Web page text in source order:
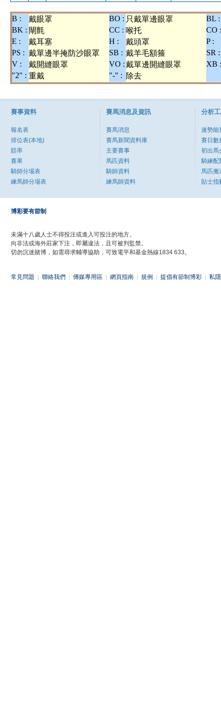
B : 戴眼罩 BO : 只戴單邊眼罩
BL :
BK : 閘氈 CC : 喉托
CO :
E :
戴耳塞 H : 戴頭罩
P :
PS : 戴單邊半掩防沙眼罩 SB : 戴羊毛額箍
SR :
V :
戴開縫眼罩 VO :戴單邊開縫眼罩
XB :
"2" : 重戴 "-" : 除去
賽事資料
報名表
排位表(本地)
賠率
賽果
騎師分場表
練馬師分場表
賽馬消息及資訊
賽馬消息
賽馬新聞資料庫
主要賽事
馬匹資料
騎師資料
練馬師資料
分析
速勢能
賽日數
初出馬
騎練配
馬匹搬
貼士指
博彩要有節制
未滿十八歲人士不得投注或進入可投注的地方。
向非法或海外莊家下注，即屬違法，且可被判監禁。
切勿沉迷賭博，如需尋求輔導協助，可致電平和基金熱線1834 633。
常見問題 聯絡我們 傳媒專用區 網頁指南 規例 提倡有節制博彩 私